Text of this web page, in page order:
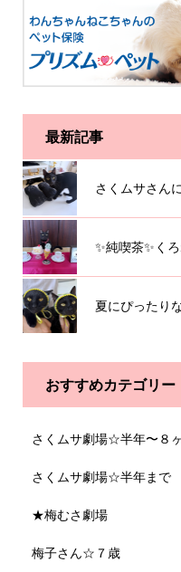
最新記事
さくムサさん
✨純喫茶✨く
夏にぴったり
おすすめカテゴリー
さくムサ劇場☆半年〜８
さくムサ劇場☆半年まで
★梅むさ劇場
梅子さん☆７歳